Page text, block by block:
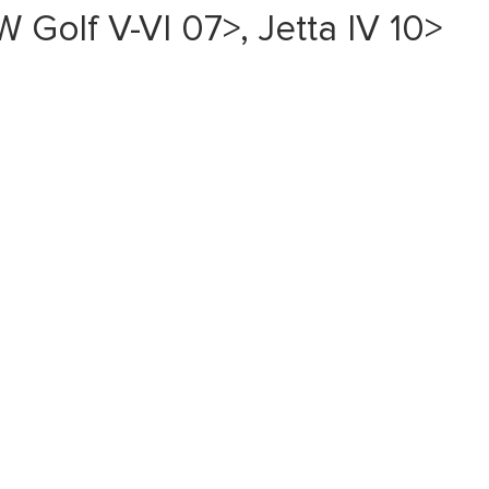
Golf V-VI 07>, Jetta IV 10>